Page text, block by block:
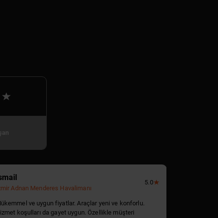
Adnan Menderes Havalimanı
5.0
ve uygun fiyatlar. Araçlar yeni ve konforlu.
koşulları da gayet uygun. Özellikle müşteri